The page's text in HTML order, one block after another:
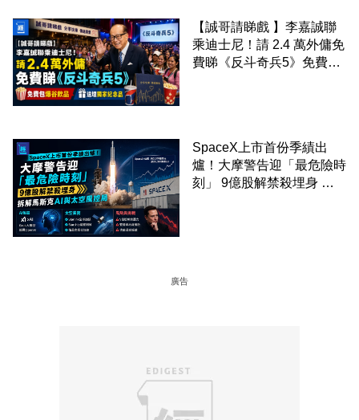
【誠哥請睇戲 】李嘉誠聯
乘迪士尼！請 2.4 萬外傭免
費睇《反斗奇兵5》免費包
SpaceX上市首份季績出
爐！大摩警告迎「最危險時
刻」 9億股解禁殺埋身 拆
廣告